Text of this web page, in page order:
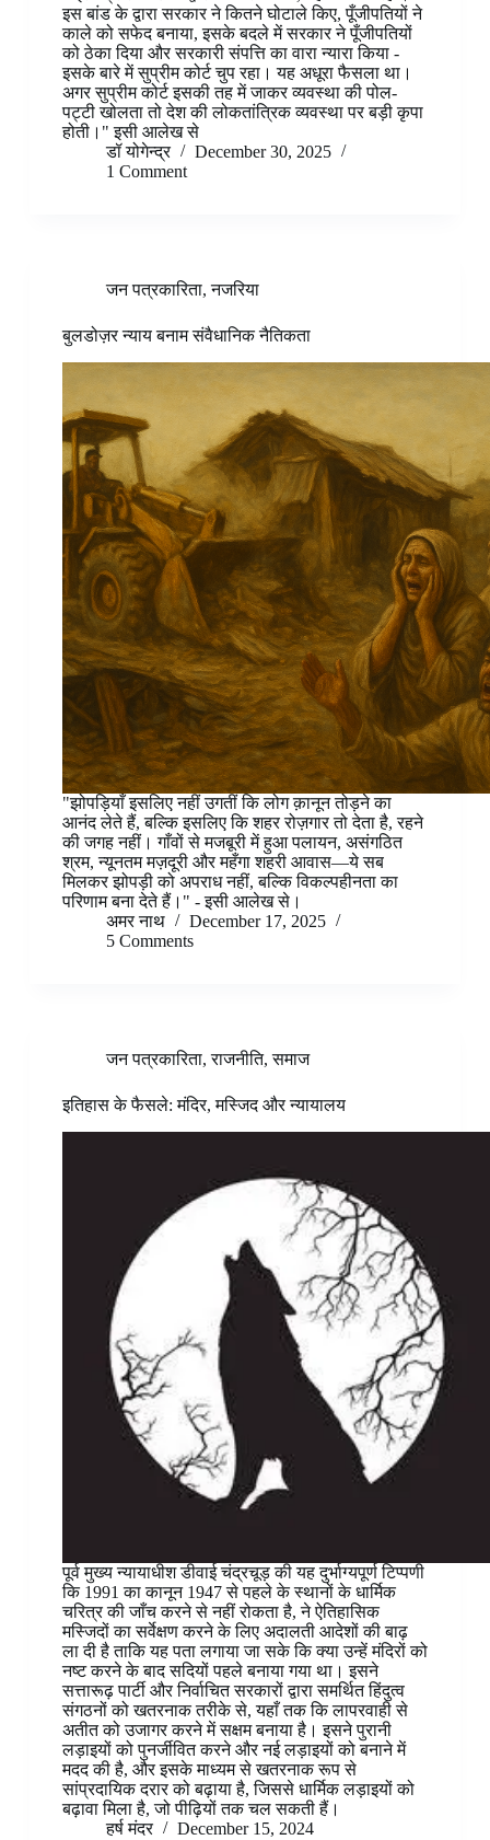
इस बांड के द्वारा सरकार ने कितने घोटाले किए, पूँजीपतियों ने
काले को सफेद बनाया, इसके बदले में सरकार ने पूँजीपतियों
को ठेका दिया और सरकारी संपत्ति का वारा न्यारा किया -
इसके बारे में सुप्रीम कोर्ट चुप रहा। यह अधूरा फैसला था।
अगर सुप्रीम कोर्ट इसकी तह में जाकर व्यवस्था की पोल-
पट्टी खोलता तो देश की लोकतांत्रिक व्यवस्था पर बड़ी कृपा
होती।" इसी आलेख से
डॉ योगेन्द्र
December 30, 2025
1 Comment
जन पत्रकारिता,नजरिया
बुलडोज़र न्याय बनाम संवैधानिक नैतिकता
"झोपड़ियाँ इसलिए नहीं उगतीं कि लोग क़ानून तोड़ने का
आनंद लेते हैं, बल्कि इसलिए कि शहर रोज़गार तो देता है, रहने
की जगह नहीं। गाँवों से मजबूरी में हुआ पलायन, असंगठित
श्रम, न्यूनतम मज़दूरी और महँगा शहरी आवास—ये सब
मिलकर झोपड़ी को अपराध नहीं, बल्कि विकल्पहीनता का
परिणाम बना देते हैं।" - इसी आलेख से।
अमर नाथ
December 17, 2025
5 Comments
जन पत्रकारिता,राजनीति,समाज
इतिहास के फैसले: मंदिर, मस्जिद और न्यायालय
पूर्व मुख्य न्यायाधीश डीवाई चंद्रचूड़ की यह दुर्भाग्यपूर्ण टिप्पणी
कि 1991 का कानून 1947 से पहले के स्थानों के धार्मिक
चरित्र की जाँच करने से नहीं रोकता है, ने ऐतिहासिक
मस्जिदों का सर्वेक्षण करने के लिए अदालती आदेशों की बाढ़
ला दी है ताकि यह पता लगाया जा सके कि क्या उन्हें मंदिरों को
नष्ट करने के बाद सदियों पहले बनाया गया था। इसने
सत्तारूढ़ पार्टी और निर्वाचित सरकारों द्वारा समर्थित हिंदुत्व
संगठनों को खतरनाक तरीके से, यहाँ तक कि लापरवाही से
अतीत को उजागर करने में सक्षम बनाया है। इसने पुरानी
लड़ाइयों को पुनर्जीवित करने और नई लड़ाइयों को बनाने में
मदद की है, और इसके माध्यम से खतरनाक रूप से
सांप्रदायिक दरार को बढ़ाया है, जिससे धार्मिक लड़ाइयों को
बढ़ावा मिला है, जो पीढ़ियों तक चल सकती हैं।
हर्ष मंदर
December 15, 2024